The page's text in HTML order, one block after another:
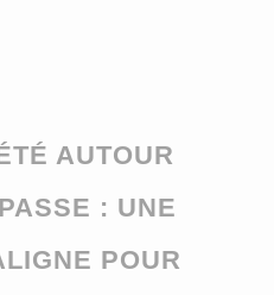
AUTOUR
: UNE
POUR